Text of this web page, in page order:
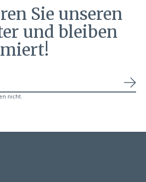
Sie unseren
und bleiben
nicht.